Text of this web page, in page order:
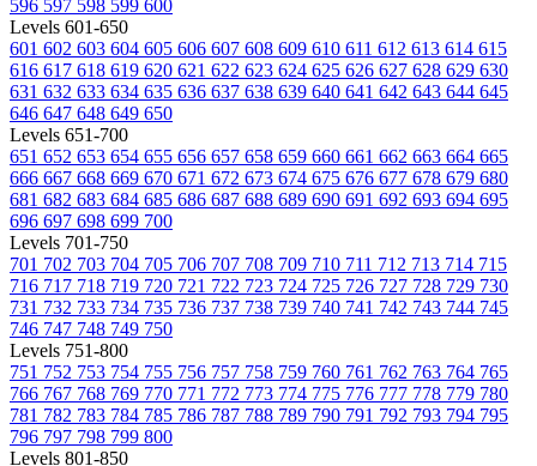
596 597 598 599 600
Levels 601-650
601 602 603 604 605 606 607 608 609 610 611 612 613 614 615
616 617 618 619 620 621 622 623 624 625 626 627 628 629 630
631 632 633 634 635 636 637 638 639 640 641 642 643 644 645
646 647 648 649 650
Levels 651-700
651 652 653 654 655 656 657 658 659 660 661 662 663 664 665
666 667 668 669 670 671 672 673 674 675 676 677 678 679 680
681 682 683 684 685 686 687 688 689 690 691 692 693 694 695
696 697 698 699 700
Levels 701-750
701 702 703 704 705 706 707 708 709 710 711 712 713 714 715
716 717 718 719 720 721 722 723 724 725 726 727 728 729 730
731 732 733 734 735 736 737 738 739 740 741 742 743 744 745
746 747 748 749 750
Levels 751-800
751 752 753 754 755 756 757 758 759 760 761 762 763 764 765
766 767 768 769 770 771 772 773 774 775 776 777 778 779 780
781 782 783 784 785 786 787 788 789 790 791 792 793 794 795
796 797 798 799 800
Levels 801-850